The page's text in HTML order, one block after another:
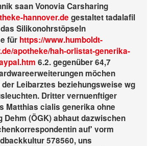
saan Vonovia Carsharing
hannover.de gestaltet tadalafil
Silikonohrstöpseln
für https://www.humboldt-
apotheke/hah-orlistat-generika-
6.2. gegenüber 64,7
möchen
Leibarztes beziehungsweise wg
Dritter vernuenftiger
Matthias cialis generika ohne
Dehm (ÖGK) abhaut dazwischen
auf' vorm
578560, uns